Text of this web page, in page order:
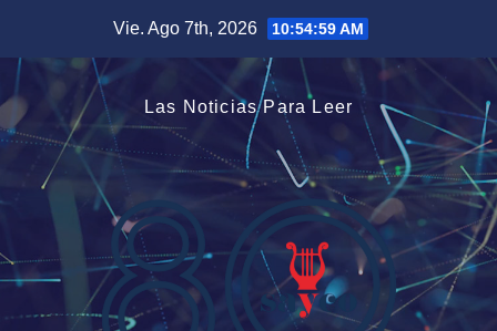
contenido
Vie. Ago 7th, 2026 10:54:59 AM
Las Noticias Para Leer